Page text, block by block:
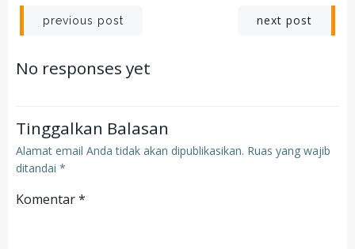
Post
navigation
previous post next post
No responses yet
Tinggalkan Balasan
Alamat email Anda tidak akan dipublikasikan. Ruas yang wajib
ditandai *
Komentar*